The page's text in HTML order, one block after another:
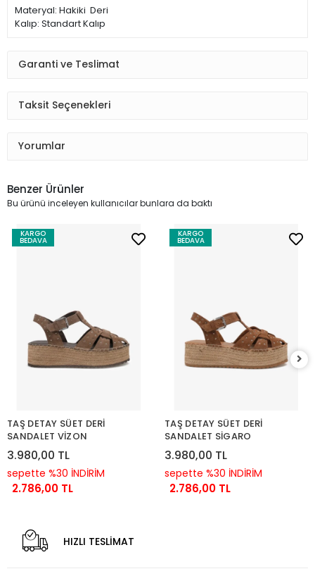
Materyal: Hakiki Deri
Kalıp: Standart Kalıp
Garanti ve Teslimat
Taksit Seçenekleri
Yorumlar
Benzer Ürünler
Bu ürünü inceleyen kullanıcılar bunlara da baktı
KARGO
BEDAVA
TAŞ DETAY SÜET DERİ
SANDALET VİZON
3.980,00 TL
sepette %30 İNDİRİM
2.786,00 TL
KARGO
BEDAVA
TAŞ DETAY SÜET DERİ
SANDALET SİGARO
3.980,00 TL
sepette %30 İNDİRİM
2.786,00 TL
HIZLI TESLİMAT